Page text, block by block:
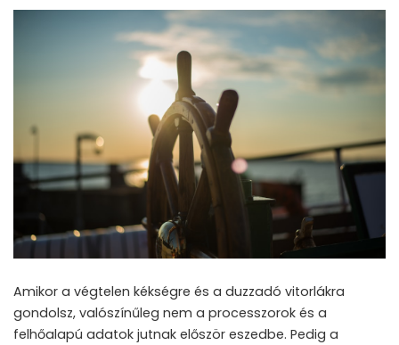
Amikor a végtelen kékségre és a duzzadó vitorlákra
gondolsz, valószínűleg nem a processzorok és a
felhőalapú adatok jutnak először eszedbe. Pedig a